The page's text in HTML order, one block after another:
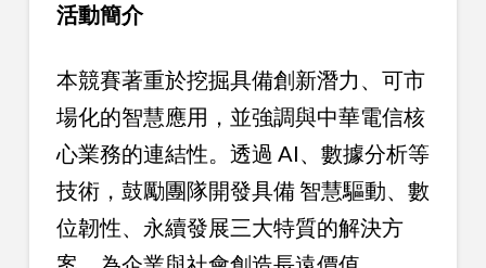
活動簡介
本競賽著重於挖掘具備創新潛力、可市
場化的智慧應用，並強調與中華電信核
心業務的連結性。透過 AI、數據分析等
技術，鼓勵團隊開發具備 智慧驅動、數
位韌性、永續發展三大特質的解決方